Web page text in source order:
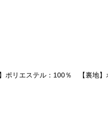
リエステル：100％ 【裏地】